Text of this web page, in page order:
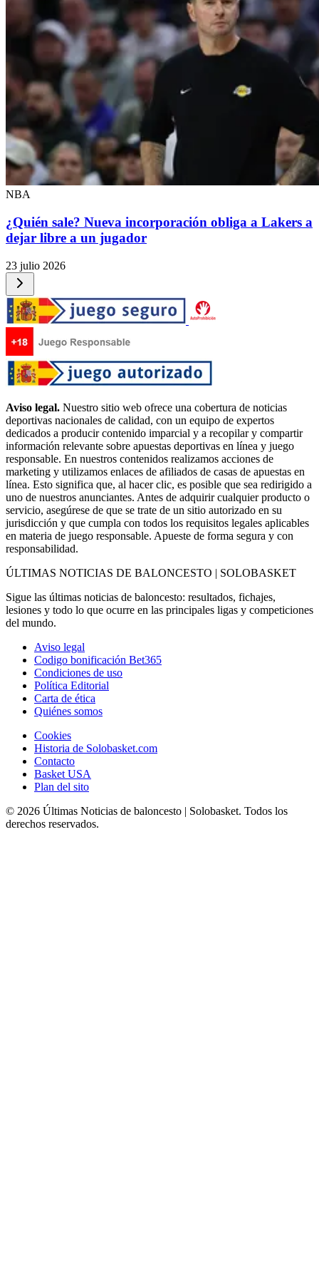
NBA
¿Quién sale? Nueva incorporación obliga a Lakers a
dejar libre a un jugador
23 julio 2026
Aviso legal. Nuestro sitio web ofrece una cobertura de noticias
deportivas nacionales de calidad, con un equipo de expertos
dedicados a producir contenido imparcial y a recopilar y compartir
información relevante sobre apuestas deportivas en línea y juego
responsable. En nuestros contenidos realizamos acciones de
marketing y utilizamos enlaces de afiliados de casas de apuestas en
línea. Esto significa que, al hacer clic, es posible que sea redirigido a
uno de nuestros anunciantes. Antes de adquirir cualquier producto o
servicio, asegúrese de que se trate de un sitio autorizado en su
jurisdicción y que cumpla con todos los requisitos legales aplicables
en materia de juego responsable. Apueste de forma segura y con
responsabilidad.
ÚLTIMAS NOTICIAS DE BALONCESTO | SOLOBASKET
Sigue las últimas noticias de baloncesto: resultados, fichajes,
lesiones y todo lo que ocurre en las principales ligas y competiciones
del mundo.
Aviso legal
Codigo bonificación Bet365
Condiciones de uso
Política Editorial
Carta de ética
Quiénes somos
Cookies
Historia de Solobasket.com
Contacto
Basket USA
Plan del sito
© 2026 Últimas Noticias de baloncesto | Solobasket. Todos los
derechos reservados.